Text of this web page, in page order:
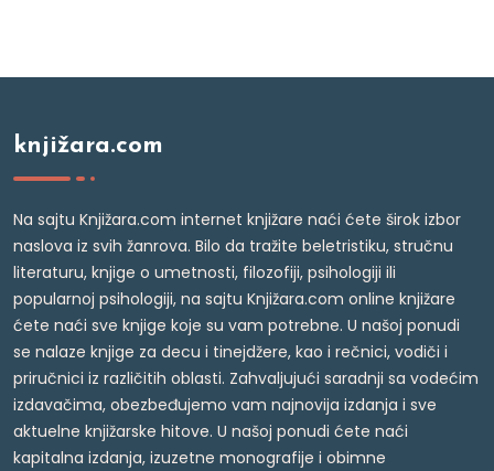
knjižara.com
Na sajtu Knjižara.com internet knjižare naći ćete širok izbor
naslova iz svih žanrova. Bilo da tražite beletristiku, stručnu
literaturu, knjige o umetnosti, filozofiji, psihologiji ili
popularnoj psihologiji, na sajtu Knjižara.com online knjižare
ćete naći sve knjige koje su vam potrebne. U našoj ponudi
se nalaze knjige za decu i tinejdžere, kao i rečnici, vodiči i
priručnici iz različitih oblasti. Zahvaljujući saradnji sa vodećim
izdavačima, obezbeđujemo vam najnovija izdanja i sve
aktuelne knjižarske hitove. U našoj ponudi ćete naći
kapitalna izdanja, izuzetne monografije i obimne